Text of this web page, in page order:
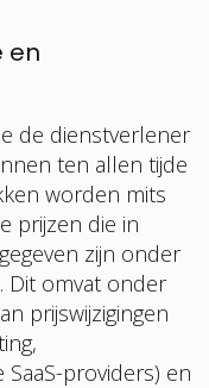
en
de dienstverlener
ten allen tijde
worden mits
prijzen die in
zijn onder
Dit omvat onder
prijswijzigingen
providers) en